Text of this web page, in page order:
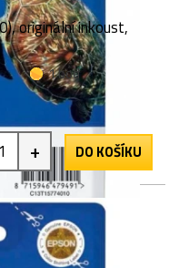
originální inkoust,
1 bod
+ DO KOŠÍKU